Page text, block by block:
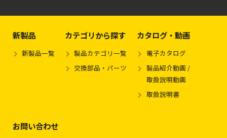
新製品
新製品一覧
カテゴリから探す
製品カテゴリ一覧
交換部品・パーツ
カタログ・動画
電子カタログ
製品紹介動画 /
取扱説明動画
取扱説明書
お問い合わせ